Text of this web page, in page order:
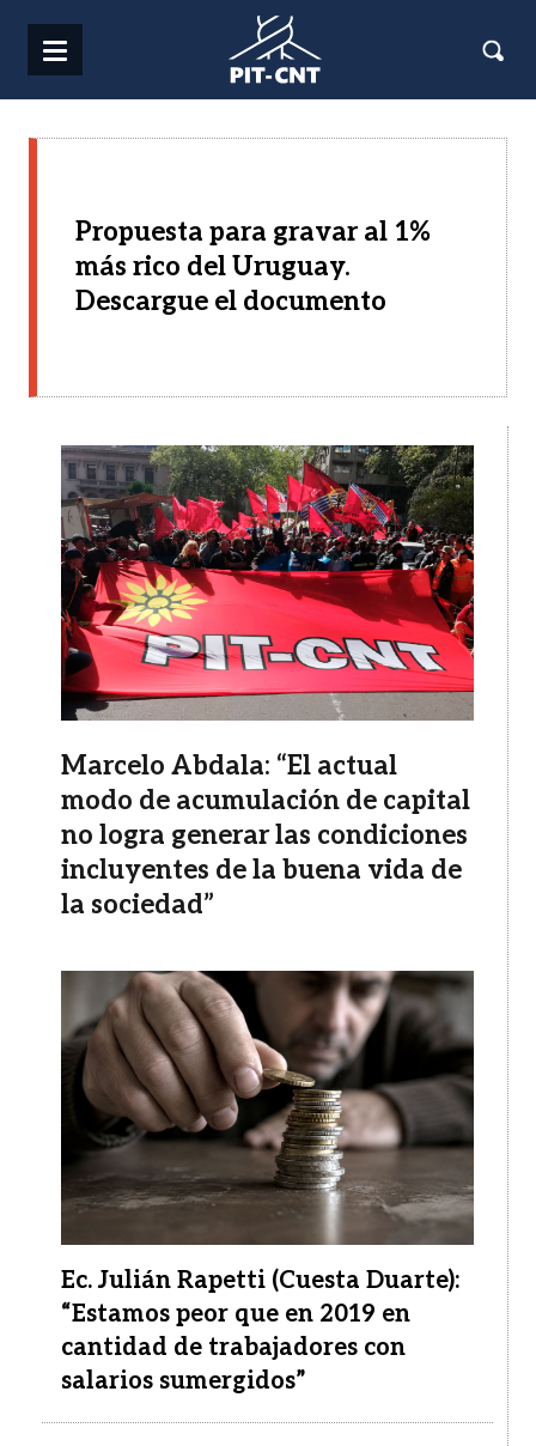
Propuesta para gravar al 1%
más rico del Uruguay.
Descargue el documento
Imagen
Marcelo Abdala: “El actual
modo de acumulación de capital
no logra generar las condiciones
incluyentes de la buena vida de
la sociedad”
Imagen
Ec. Julián Rapetti (Cuesta Duarte):
“Estamos peor que en 2019 en
cantidad de trabajadores con
salarios sumergidos”